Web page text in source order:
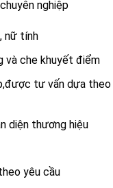
nghiệp
nữ tính
và che khuyết điểm
tư vấn dựa theo
diện thương hiệu
yêu cầu